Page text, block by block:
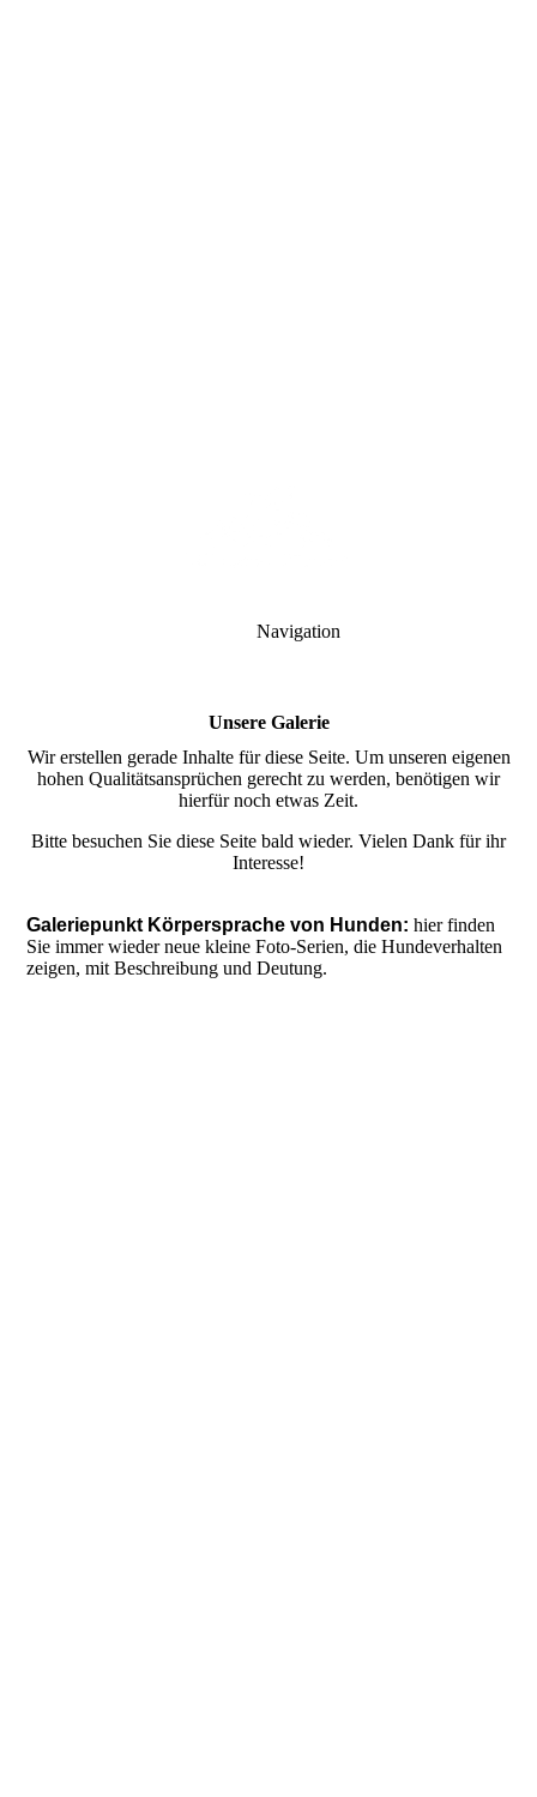
Navigation
Unsere Galerie
Wir erstellen gerade Inhalte für diese Seite. Um unseren eigenen
hohen Qualitätsansprüchen gerecht zu werden, benötigen wir
hierfür noch etwas Zeit.
Bitte besuchen Sie diese Seite bald wieder. Vielen Dank für ihr
Interesse!
Galeriepunkt Körpersprache von Hunden: hier finden
Sie immer wieder neue kleine Foto-Serien, die Hundeverhalten
zeigen, mit Beschreibung und Deutung.